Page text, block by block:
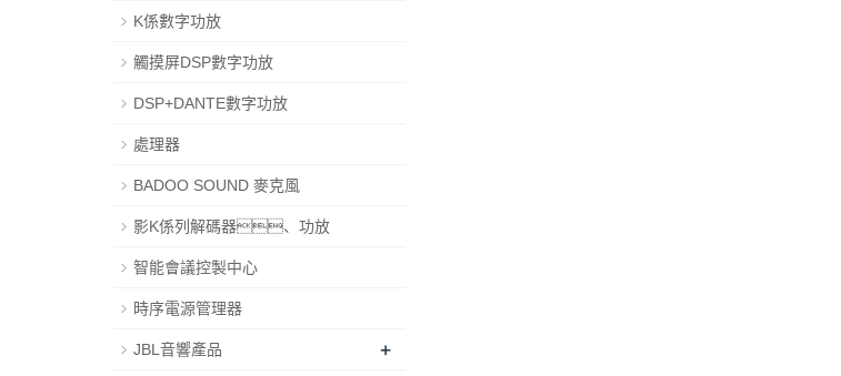
K係數字功放
觸摸屏DSP數字功放
DSP+DANTE數字功放
處理器
BADOO SOUND 麥克風
影K係列解碼器、功放
智能會議控製中心
時序電源管理器
JBL音響產品 +